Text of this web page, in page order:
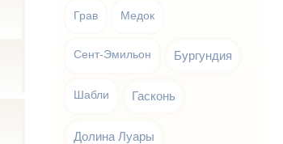
Грав Медок
Сент-Эмильон Бургундия
Шабли Гасконь
Долина Луары